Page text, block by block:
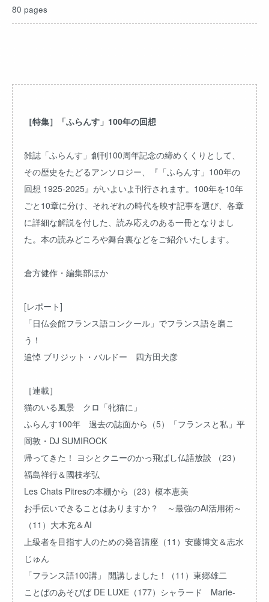
80 pages
［特集］「ふらんす」100年の回想
雑誌「ふらんす」創刊100周年記念の締めくくりとして、
その歴史をたどるアンソロジー、『「ふらんす」100年の
回想 1925-2025』がいよいよ刊行されます。100年を10年
ごと10章に分け、それぞれの時代を映す記事を選び、各章
に詳細な解説を付した、読み応えのある一冊となりまし
た。本の読みどころや舞台裏などをご紹介いたします。
倉方健作・編集部ほか
[レポート]
「日仏会館フランス語コンクール」でフランス語を磨こ
う！
追悼 ブリジット・バルドー 四方田犬彦
［連載］
猫のいる風景 クロ「牝猫に」
ふらんす100年 過去の誌面から（5）「フランスと私」平
岡敦・DJ SUMIROCK
帰ってきた！ ヨシとクニーのかっ飛ばし仏語放談 （23）
福島祥行＆國枝孝弘
Les Chats Pitresの本棚から（23）榎本恵美
お手伝いできることはありますか？ ～最強のAI活用術～
（11）大木充＆AI
上級者を目指す人のための発音講座（11）安藤博文＆志水
じゅん
「フランス語100講」 開講しました！（11）東郷雄二
ことばのあそびば DE LUXE（177）シャラード Marie-